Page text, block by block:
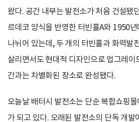
왔다. 공간 내부는 발전소가 처음 건설됐
르데코 양식을 반영한 터빈홀A와 1950
나뉘어 있는데, 두 개의 터빈홀과 화력발
살리면서도 현대적 디자인으로 업그레이
간과는 차별화된 장소로 완성됐다.
오늘날 배터시 발전소는 단순 복합쇼핑
가 되고 있다. 오래된 발전소의 단독 개발